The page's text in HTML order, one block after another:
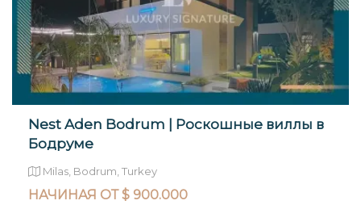
Nest Aden Bodrum | Роскошные виллы в
Бодруме
Milas, Bodrum, Turkey
НАЧИНАЯ ОТ $ 900.000